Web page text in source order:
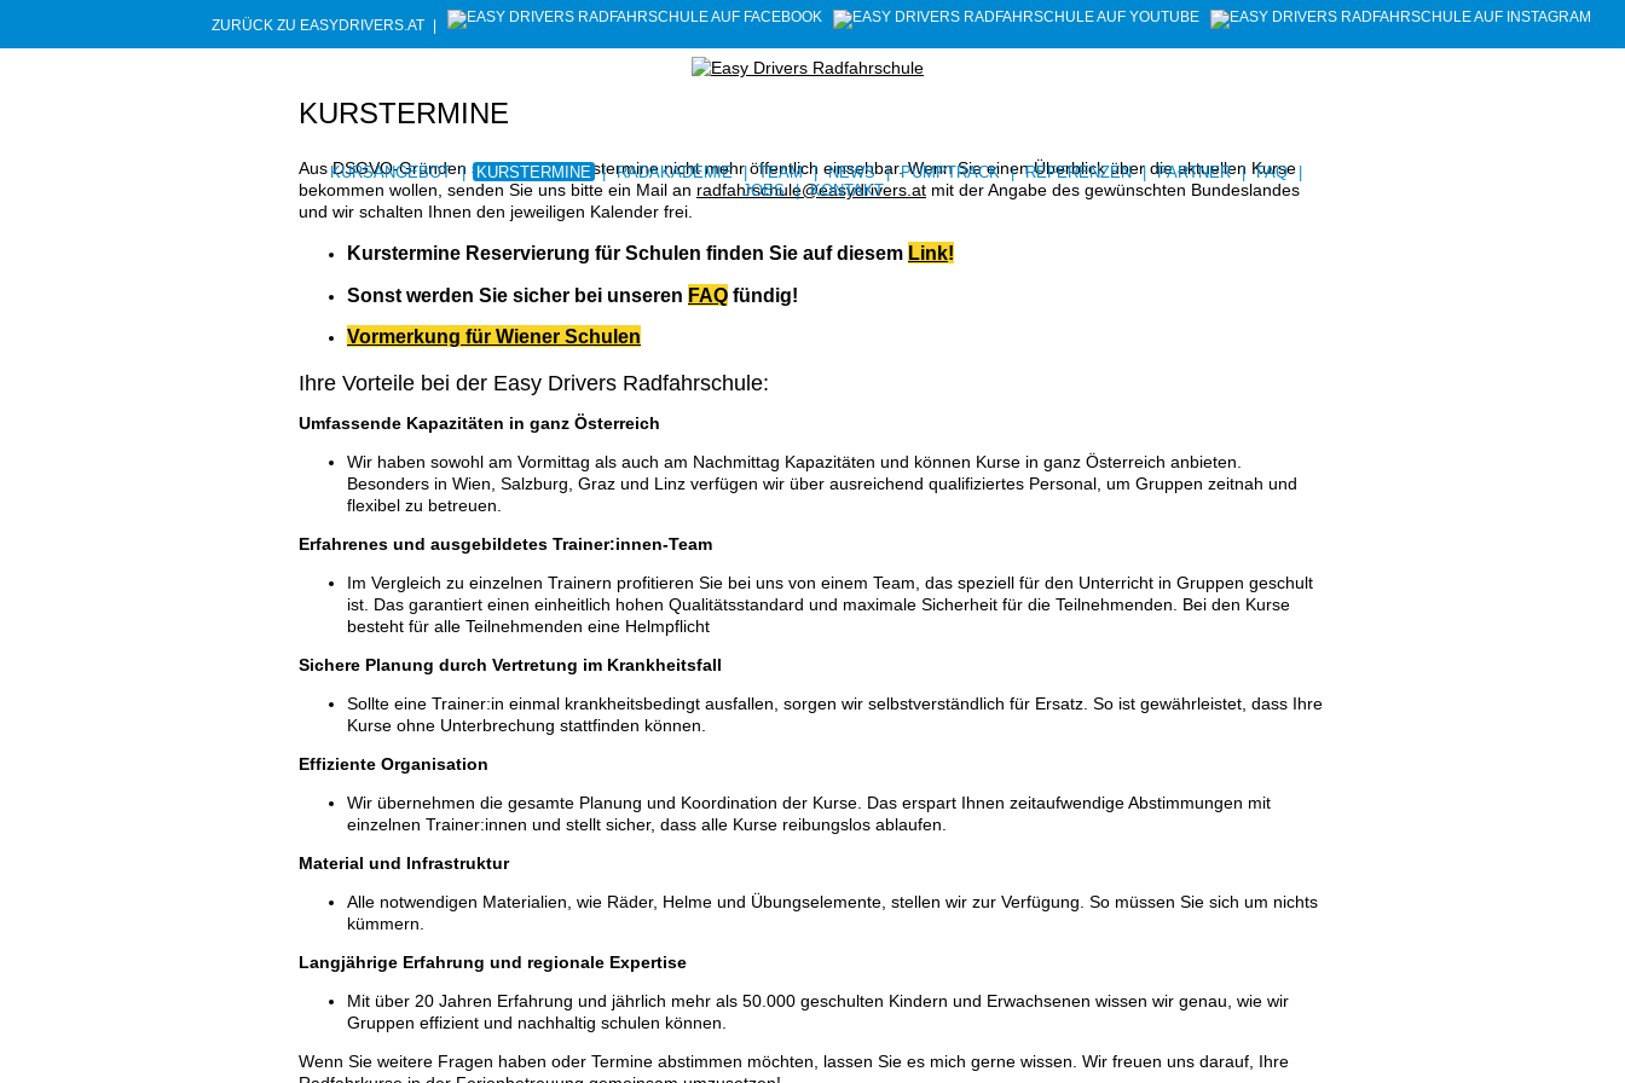
KURSANGEBOT | KURSTERMINE | RADAKADEMIE | TEAM | NEWS | PUMPTRACK | REFERENZEN | PARTNER | FAQ |
JOBS | KONTAKT
ZURÜCK ZU EASYDRIVERS.AT
KURSTERMINE
Aus DSGVO-Gründen sind unsere Kurstermine nicht mehr öffentlich einsehbar. Wenn Sie einen Überblick über die aktuellen Kurse
bekommen wollen, senden Sie uns bitte ein Mail an radfahrschule@easydrivers.at mit der Angabe des gewünschten Bundeslandes
und wir schalten Ihnen den jeweiligen Kalender frei.
Kurstermine Reservierung für Schulen finden Sie auf diesem Link!
Sonst werden Sie sicher bei unseren FAQ fündig!
Vormerkung für Wiener Schulen
Ihre Vorteile bei der Easy Drivers Radfahrschule:
Umfassende Kapazitäten in ganz Österreich
Wir haben sowohl am Vormittag als auch am Nachmittag Kapazitäten und können Kurse in ganz Österreich anbieten.
Besonders in Wien, Salzburg, Graz und Linz verfügen wir über ausreichend qualifiziertes Personal, um Gruppen zeitnah und
flexibel zu betreuen.
Erfahrenes und ausgebildetes Trainer:innen-Team
Im Vergleich zu einzelnen Trainern profitieren Sie bei uns von einem Team, das speziell für den Unterricht in Gruppen geschult
ist. Das garantiert einen einheitlich hohen Qualitätsstandard und maximale Sicherheit für die Teilnehmenden. Bei den Kurse
besteht für alle Teilnehmenden eine Helmpflicht
Sichere Planung durch Vertretung im Krankheitsfall
Sollte eine Trainer:in einmal krankheitsbedingt ausfallen, sorgen wir selbstverständlich für Ersatz. So ist gewährleistet, dass Ihre
Kurse ohne Unterbrechung stattfinden können.
Effiziente Organisation
Wir übernehmen die gesamte Planung und Koordination der Kurse. Das erspart Ihnen zeitaufwendige Abstimmungen mit
einzelnen Trainer:innen und stellt sicher, dass alle Kurse reibungslos ablaufen.
Material und Infrastruktur
Alle notwendigen Materialien, wie Räder, Helme und Übungselemente, stellen wir zur Verfügung. So müssen Sie sich um nichts
kümmern.
Langjährige Erfahrung und regionale Expertise
Mit über 20 Jahren Erfahrung und jährlich mehr als 50.000 geschulten Kindern und Erwachsenen wissen wir genau, wie wir
Gruppen effizient und nachhaltig schulen können.
Wenn Sie weitere Fragen haben oder Termine abstimmen möchten, lassen Sie es mich gerne wissen. Wir freuen uns darauf, Ihre